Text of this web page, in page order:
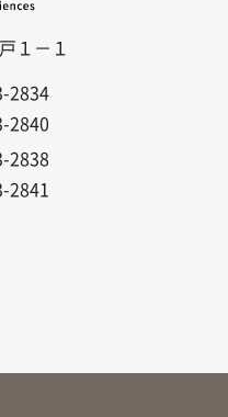
１－１
2834
2840
2838
2841